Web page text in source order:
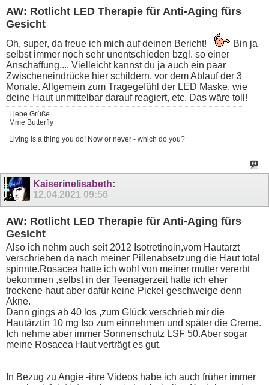
AW: Rotlicht LED Therapie für Anti-Aging fürs
Gesicht
Oh, super, da freue ich mich auf deinen Bericht!
Bin ja
selbst immer noch sehr unentschieden bzgl. so einer
Anschaffung.... Vielleicht kannst du ja auch ein paar
Zwischeneindrücke hier schildern, vor dem Ablauf der 3
Monate. Allgemein zum Tragegefühl der LED Maske, wie
deine Haut unmittelbar darauf reagiert, etc. Das wäre toll!
Liebe Grüße
Mme Butterfly
Living is a thing you do! Now or never - which do you?
Kaiserinelisabeth:
12.04.2021 09:56
AW: Rotlicht LED Therapie für Anti-Aging fürs
Gesicht
Also ich nehm auch seit 2012 Isotretinoin,vom Hautarzt
verschrieben da nach meiner Pillenabsetzung die Haut total
spinnte.Rosacea hatte ich wohl von meiner mutter vererbt
bekommen ,selbst in der Teenagerzeit hatte ich eher
trockene haut aber dafür keine Pickel geschweige denn
Akne.
Dann gings ab 40 los ,zum Glück verschrieb mir die
Hautärztin 10 mg Iso zum einnehmen und später die Creme.
Ich nehme aber immer Sonnenschutz LSF 50.Aber sogar
meine Rosacea Haut verträgt es gut.
In Bezug zu Angie -ihre Videos habe ich auch früher immer